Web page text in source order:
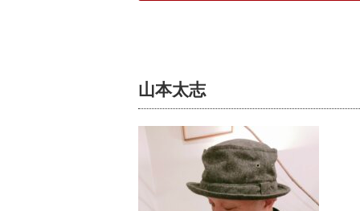
山本太志